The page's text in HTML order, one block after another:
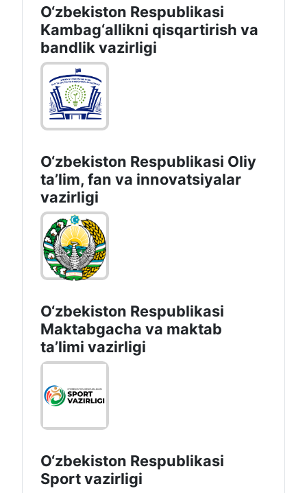
O‘zbekiston Respublikasi
Kambag‘allikni qisqartirish va
bandlik vazirligi
O‘zbekiston Respublikasi Oliy
taʼlim, fan va innovatsiyalar
vazirligi
O‘zbekiston Respublikasi
Maktabgacha va maktab
taʼlimi vazirligi
O‘zbekiston Respublikasi
Sport vazirligi